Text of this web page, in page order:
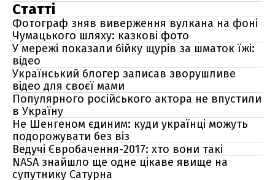
Статті
Фотограф зняв виверження вулкана на фоні
Чумацького шляху: казкові фото
У мережі показали бійку щурів за шматок їжі:
відео
Український блогер записав зворушливе
відео для своєї мами
Популярного російського актора не впустили
в Україну
Не Шенгеном єдиним: куди українці можуть
подорожувати без віз
Ведучі Євробачення-2017: хто вони такі
NASA знайшло ще одне цікаве явище на
супутнику Сатурна